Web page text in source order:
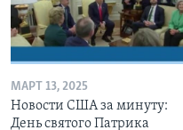
МАРТ 13, 2025
Новости США за минуту:
День святого Патрика